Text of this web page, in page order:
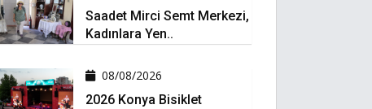
Saadet Mirci Semt Merkezi,
Kadınlara Yen..
08/08/2026
2026 Konya Bisiklet